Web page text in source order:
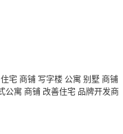
住宅 商铺 写字楼 公寓 别墅 商铺
公寓 商铺 改善住宅 品牌开发商